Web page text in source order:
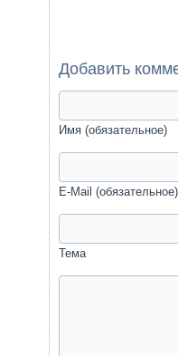
Добавить
Имя (обязательное)
E-Mail (обязательное)
Тема